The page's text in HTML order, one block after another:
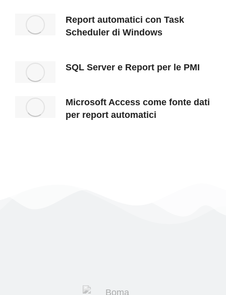
Report automatici con Task
Scheduler di Windows
SQL Server e Report per le PMI
Microsoft Access come fonte dati
per report automatici